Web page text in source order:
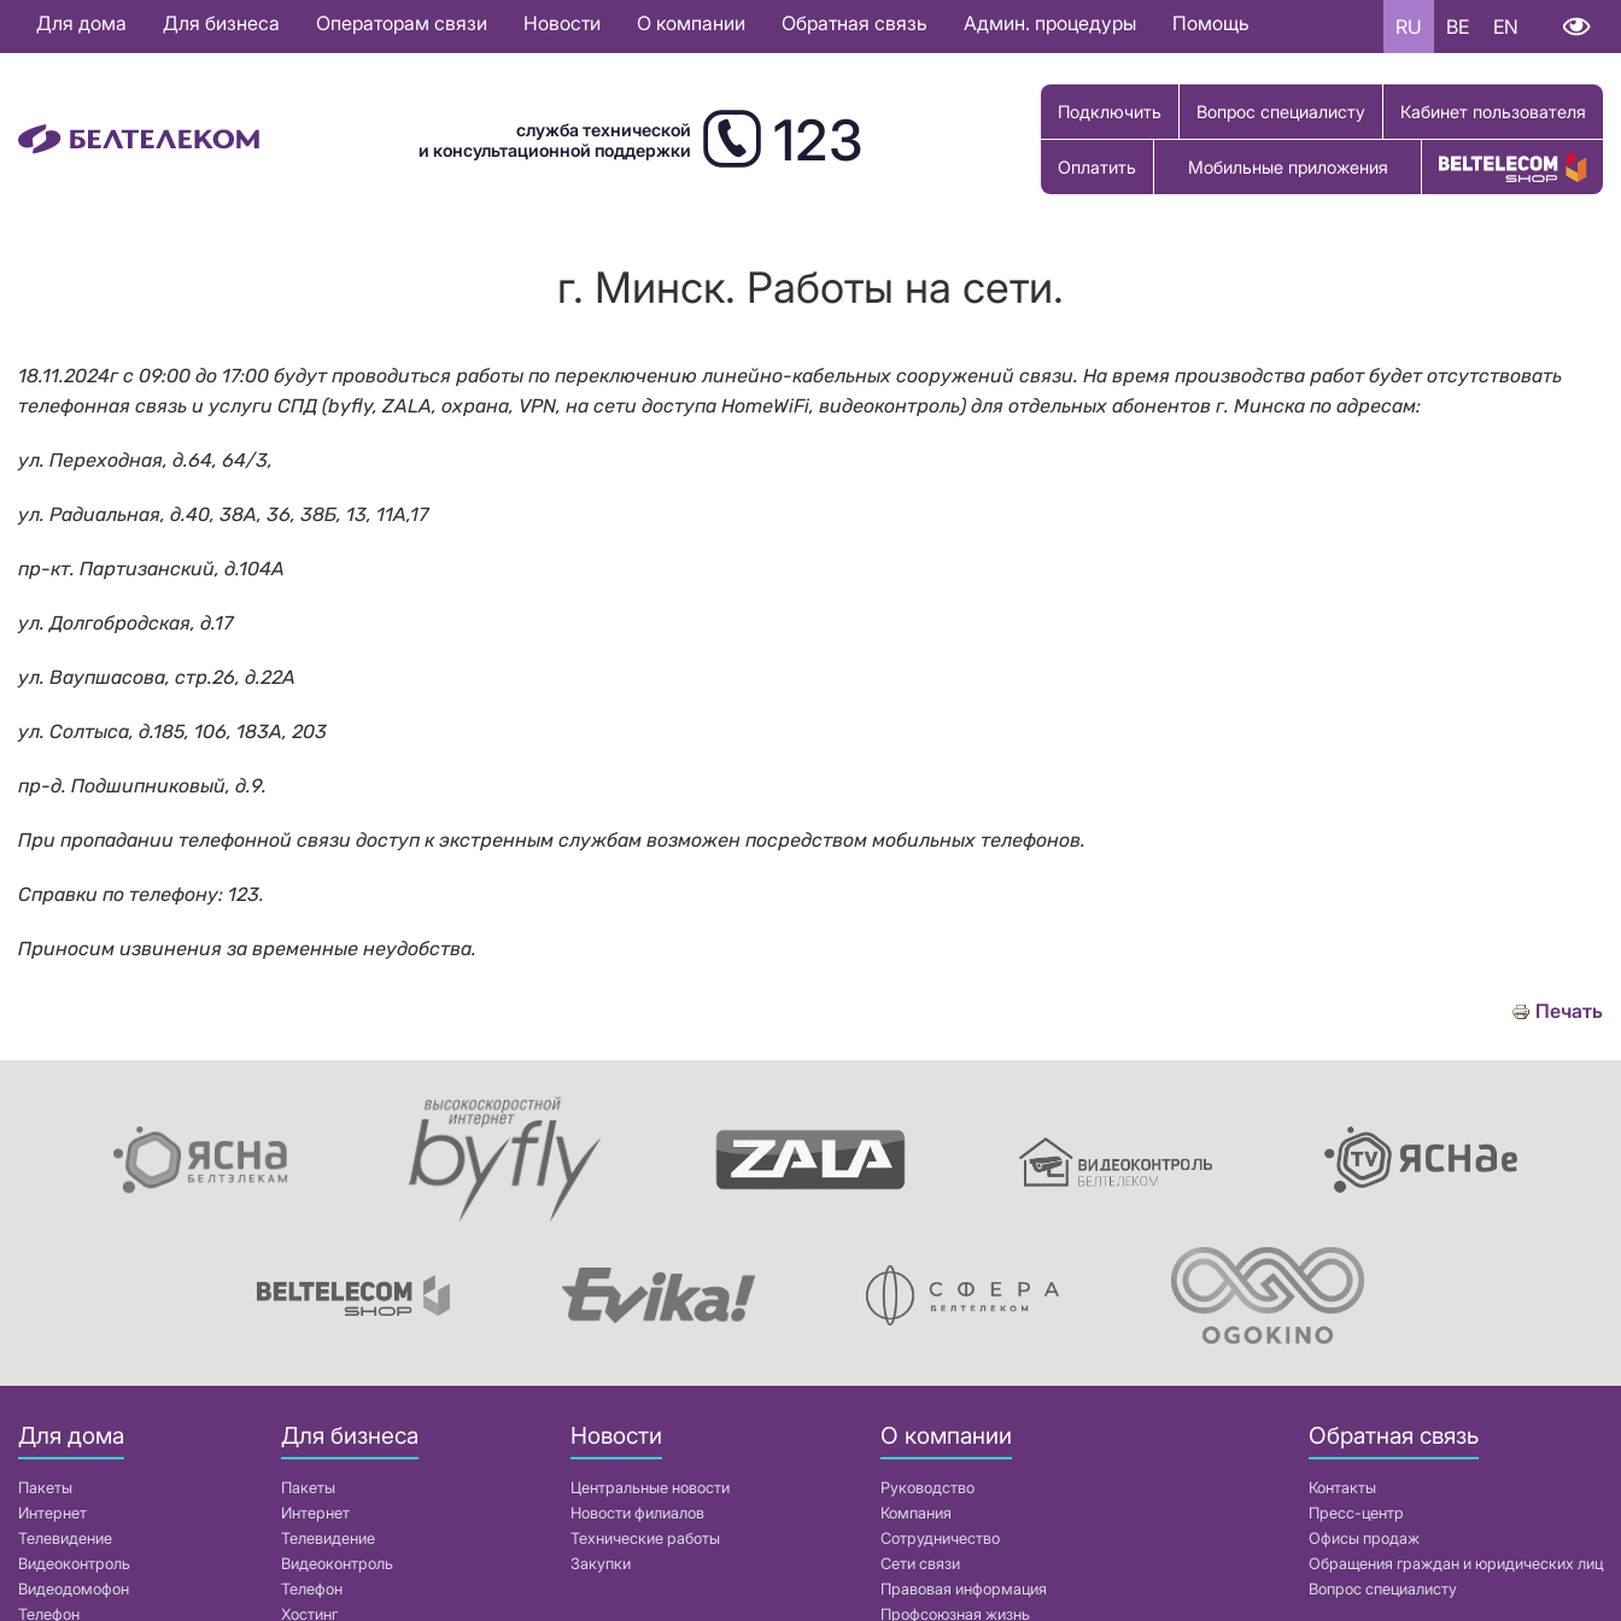
Основная
навигация
Для дома Для бизнеса Операторам связи Новости О компании Обратная связь Админ. процедуры Помощь RU BE EN
служба технической
и консультационной поддержки
123 Подключить Вопрос специалисту Кабинет пользователя
Оплатить Мобильные приложения Купить товар
г. Минск. Работы на сети.
18.11.2024г с 09:00 до 17:00 будут проводиться работы по переключению линейно-кабельных сооружений связи. На время производства работ будет отсутствовать
телефонная связь и услуги СПД (byfly, ZALA, охрана, VPN, на сети доступа HomeWiFi, видеоконтроль) для отдельных абонентов г. Минска по адресам:
ул. Переходная, д.64, 64/3,
ул. Радиальная, д.40, 38А, 36, 38Б, 13, 11А,17
пр-кт. Партизанский, д.104А
ул. Долгобродская, д.17
ул. Ваупшасова, стр.26, д.22А
ул. Солтыса, д.185, 106, 183А, 203
пр-д. Подшипниковый, д.9.
При пропадании телефонной связи доступ к экстренным службам возможен посредством мобильных телефонов.
Справки по телефону: 123.
Приносим извинения за временные неудобства.
Печать
Для дома
Пакеты
Интернет
Телевидение
Видеоконтроль
Видеодомофон
Телефон
Для бизнеса
Пакеты
Интернет
Телевидение
Видеоконтроль
Телефон
Хостинг
Новости
Центральные новости
Новости филиалов
Технические работы
Закупки
О компании
Руководство
Компания
Сотрудничество
Сети связи
Правовая информация
Профсоюзная жизнь
Обратная связь
Контакты
Пресс-центр
Офисы продаж
Обращения граждан и юридических лиц
Вопрос специалисту